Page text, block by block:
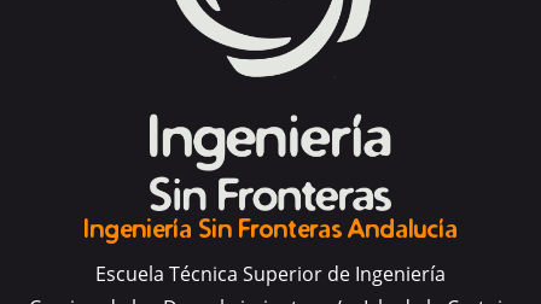
Ingeniería Sin Fronteras Andalucía
Escuela Técnica Superior de Ingeniería